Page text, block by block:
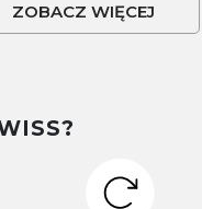
ZOBACZ WIĘCEJ